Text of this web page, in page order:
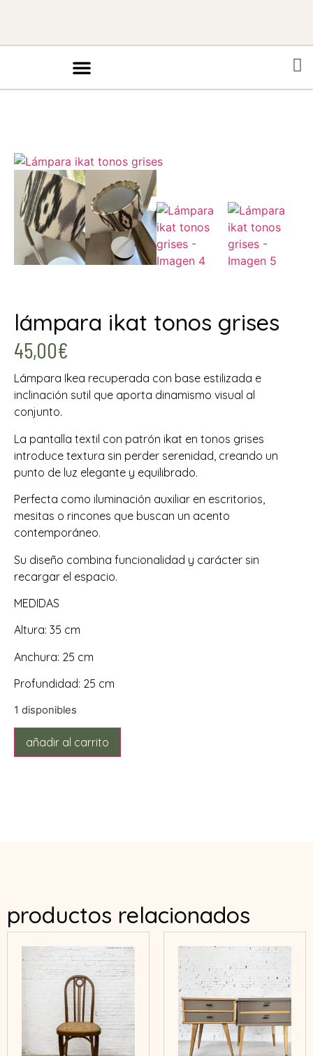
lámpara ikat tonos grises
45,00€
Lámpara Ikea recuperada con base estilizada e
inclinación sutil que aporta dinamismo visual al
conjunto.
La pantalla textil con patrón ikat en tonos grises
introduce textura sin perder serenidad, creando un
punto de luz elegante y equilibrado.
Perfecta como iluminación auxiliar en escritorios,
mesitas o rincones que buscan un acento
contemporáneo.
Su diseño combina funcionalidad y carácter sin
recargar el espacio.
MEDIDAS
Altura: 35 cm
Anchura: 25 cm
Profundidad: 25 cm
1 disponibles
añadir al carrito
productos relacionados